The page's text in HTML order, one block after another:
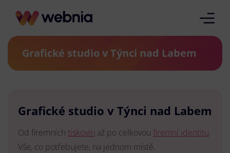
Grafické studio v Týnci nad Labem
Grafické studio v Týnci nad Labem
Od firemních tiskovin až po celkovou firemní identitu.
Vše, co potřebujete, na jednom místě.